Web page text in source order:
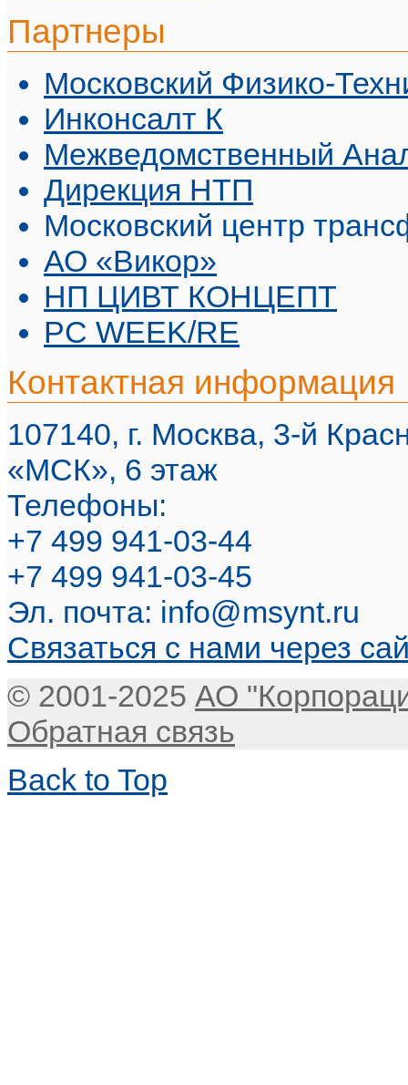
Партнеры
Московский Физико-
Инконсалт К
Межведомственный
Дирекция НТП
Московский центр
АО «Викор»
НП ЦИВТ КОНЦЕПТ
PC WEEK/RE
Контактная информация
107140, г. Москва, 3-й
«МСК», 6 этаж
Телефоны:
+7 499 941-03-44
+7 499 941-03-45
Эл. почта: info@msynt.ru
Связаться с нами через
© 2001-2025 АО
Обратная связь
Back to Top